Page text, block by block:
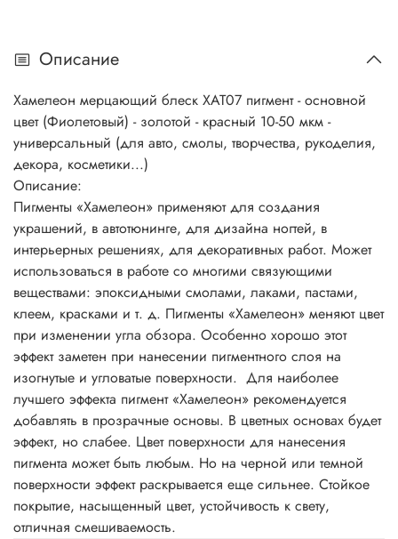
Описание
Хамелеон мерцающий блеск ХАТ07 пигмент - основной
цвет (Фиолетовый) - золотой - красный 10-50 мкм -
универсальный (для авто, смолы, творчества, рукоделия,
декора, косметики...)
Описание:
Пигменты «Хамелеон» применяют для создания
украшений, в автотюнинге, для дизайна ногтей, в
интерьерных решениях, для декоративных работ. Может
использоваться в работе со многими связующими
веществами: эпоксидными смолами, лаками, пастами,
клеем, красками и т. д. Пигменты «Хамелеон» меняют цвет
при изменении угла обзора. Особенно хорошо этот
эффект заметен при нанесении пигментного слоя на
изогнутые и угловатые поверхности. Для наиболее
лучшего эффекта пигмент «Хамелеон» рекомендуется
добавлять в прозрачные основы. В цветных основах будет
эффект, но слабее. Цвет поверхности для нанесения
пигмента может быть любым. Но на черной или темной
поверхности эффект раскрывается еще сильнее. Стойкое
покрытие, насыщенный цвет, устойчивость к свету,
отличная смешиваемость.